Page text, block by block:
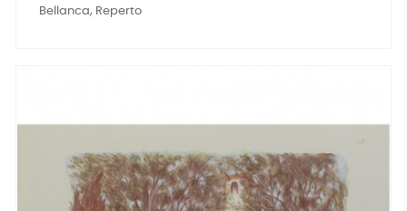
Bellanca, Reperto